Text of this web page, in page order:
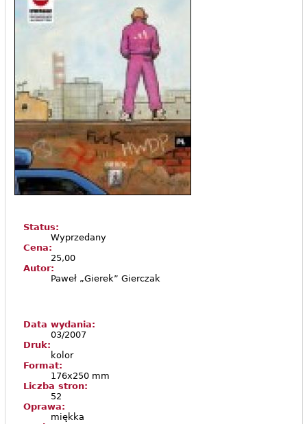
Status:
Wyprzedany
Cena:
25,00
Autor:
Paweł „Gierek” Gierczak
Data wydania:
03/2007
Druk:
kolor
Format:
176x250 mm
Liczba stron:
52
Oprawa:
miękka